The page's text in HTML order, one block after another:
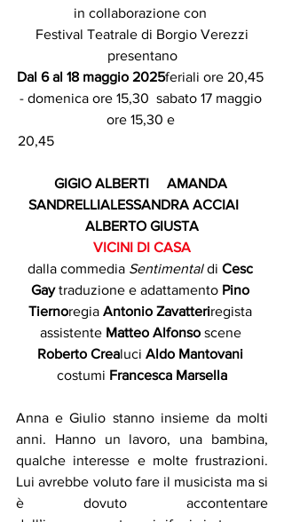
in collaborazione con
Festival Teatrale di Borgio Verezzi
presentano
Dal 6 al 18 maggio 2025feriali ore 20,45
- domenica ore 15,30  sabato 17 maggio
ore 15,30 e
20,45
GIGIO ALBERTI     AMANDA
SANDRELLIALESSANDRA ACCIAI
ALBERTO GIUSTA
VICINI DI CASA
dalla commedia Sentimental di Cesc
Gay traduzione e adattamento Pino
Tiernoregia Antonio Zavatteriregista
assistente Matteo Alfonso scene
Roberto Crealuci Aldo Mantovani
costumi Francesca Marsella
Anna e Giulio stanno insieme da molti
anni. Hanno un lavoro, una bambina,
qualche interesse e molte frustrazioni.
Lui avrebbe voluto fare il musicista ma si
è dovuto accontentare